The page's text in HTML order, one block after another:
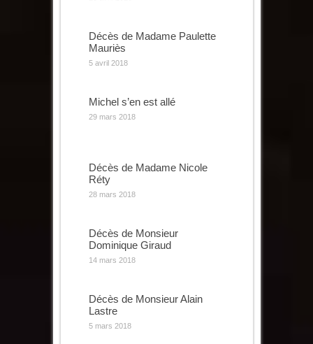
Décès de Madame Paulette
Mauriès
5 avril 2018
Michel s’en est allé
29 mars 2018
Décès de Madame Nicole
Réty
28 mars 2018
Décès de Monsieur
Dominique Giraud
14 mars 2018
Décès de Monsieur Alain
Lastre
5 mars 2018